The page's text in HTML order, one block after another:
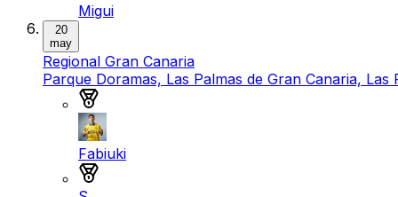
Migui
20
may
Regional Gran Canaria
Parque Doramas, Las Palmas de Gran Canaria, Las
Fabiuki